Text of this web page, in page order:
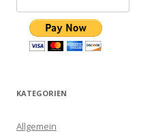
KATEGORIEN
Allgemein